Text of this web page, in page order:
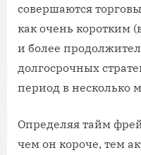
совершаются
как очень коротким
и более
долгосрочных
период в несколько
Определяя тайм
чем он короче, тем